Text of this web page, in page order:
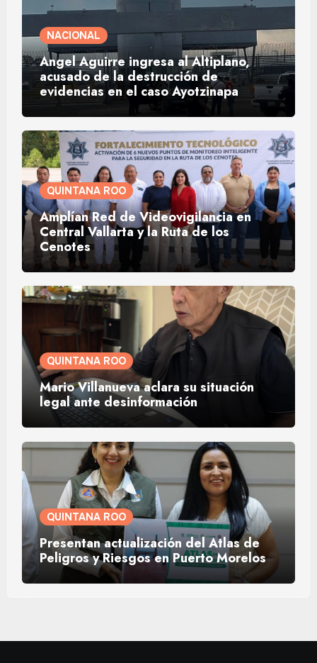
NACIONAL
Ángel Aguirre ingresa al Altiplano,
acusado de la destrucción de
evidencias en el caso Ayotzinapa
QUINTANA ROO
Amplían Red de Videovigilancia en
Central Vallarta y la Ruta de los
Cenotes
QUINTANA ROO
Mario Villanueva aclara su situación
legal ante desinformación
QUINTANA ROO
Presentan actualización del Atlas de
Peligros y Riesgos en Puerto Morelos